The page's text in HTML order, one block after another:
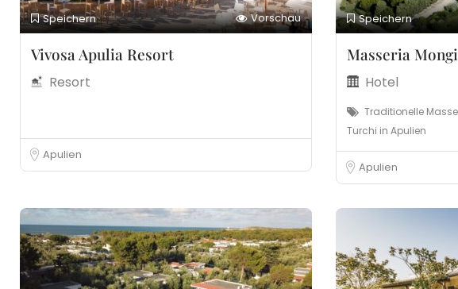
Speichern Vorschau
Vivosa Apulia Resort
Resort
Apulien
Speichern
Masseria
Hotel
Traditionelle
Turchi in Apulien
Apulien